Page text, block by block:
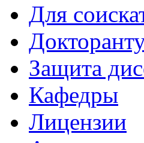
Для
Защита
Кафедры
Лицензии